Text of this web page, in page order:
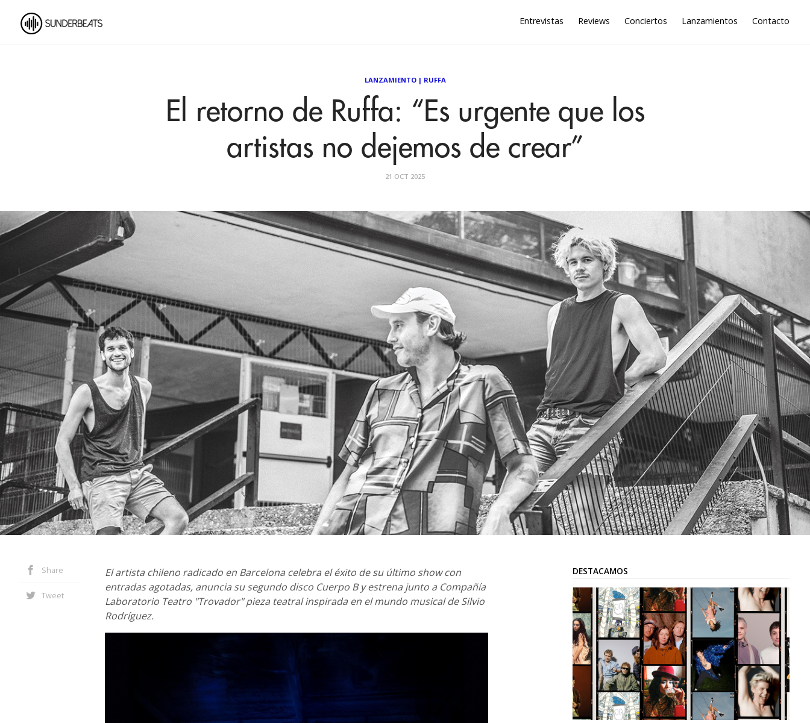
Entrevistas Reviews Conciertos Lanzamientos Contacto
LANZAMIENTO| RUFFA
El retorno de Ruffa: “Es urgente que los
artistas no dejemos de crear”
21 OCT 2025
Share
Tweet
El artista chileno radicado en Barcelona celebra el éxito de su último show con
entradas agotadas, anuncia su segundo disco Cuerpo B y estrena junto a Compañía
Laboratorio Teatro "Trovador" pieza teatral inspirada en el mundo musical de Silvio
Rodríguez.
DESTACAMOS